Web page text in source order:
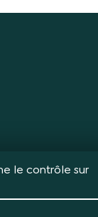
le contrôle sur